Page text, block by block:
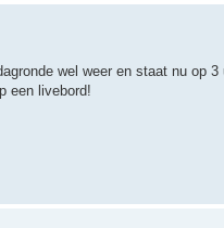
wel weer en staat nu op
een livebord!